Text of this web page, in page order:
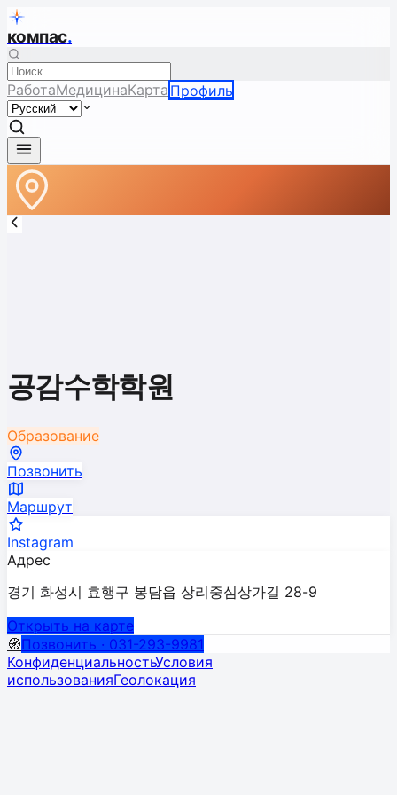
компас.
РаботаМедицинаКарта Профиль
공감수학학원
Образование
Позвонить
Маршрут
Instagram
Адрес
경기 화성시 효행구 봉담읍 상리중심상가길 28-9
Открыть на карте
🧭Позвонить · 031-293-9981
КонфиденциальностьУсловия
использованияГеолокация